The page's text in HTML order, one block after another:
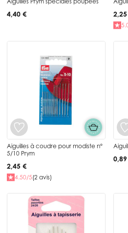
4,40 €
Aiguilles à coudre pour modiste n°
5/10 Prym
2,45 €
4.50/5(2 avis)